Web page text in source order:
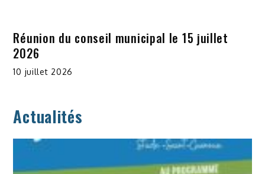
Réunion du conseil municipal le 15 juillet
2026
10 juillet 2026
Actualités